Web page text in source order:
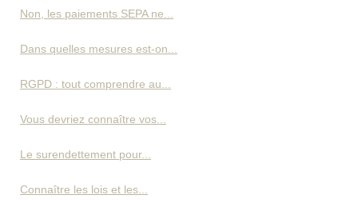
Non, les paiements SEPA ne...
Dans quelles mesures est-on...
RGPD : tout comprendre au...
Vous devriez connaître vos...
Le surendettement pour...
Connaître les lois et les...